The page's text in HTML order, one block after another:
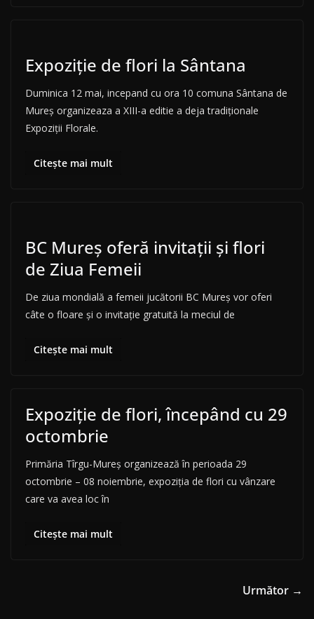
Expoziție de flori la Sântana
Duminica 12 mai, incepand cu ora 10 comuna Sântana de
Mureș organizeaza a XIII-a editie a deja tradiționale
Expoziții Florale.
Citește mai mult
BC Mureș oferă invitații și flori
de Ziua Femeii
De ziua mondială a femeii jucătorii BC Mureş vor oferi
câte o floare şi o invitaţie gratuită la meciul de
Citește mai mult
Expoziție de flori, începând cu 29
octombrie
Primăria Tîrgu-Mureş organizează în perioada 29
octombrie – 08 noiembrie, expoziţia de flori cu vânzare
care va avea loc în
Citește mai mult
Următor →